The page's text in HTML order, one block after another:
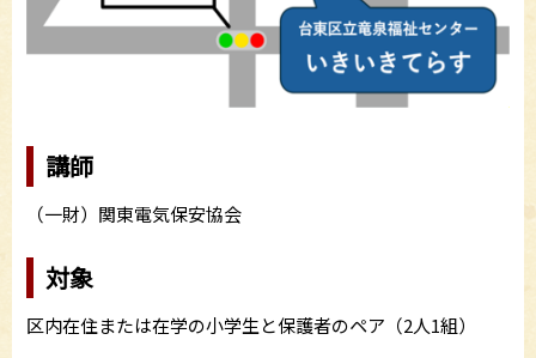
講師
（一財）関東電気保安協会
対象
区内在住または在学の小学生と保護者のペア（2人1組）